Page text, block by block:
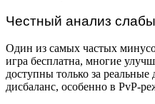
Честный анализ
Один из самых частых
игра бесплатна, многие
доступны только за реальные
дисбаланс, особенно в PvP-